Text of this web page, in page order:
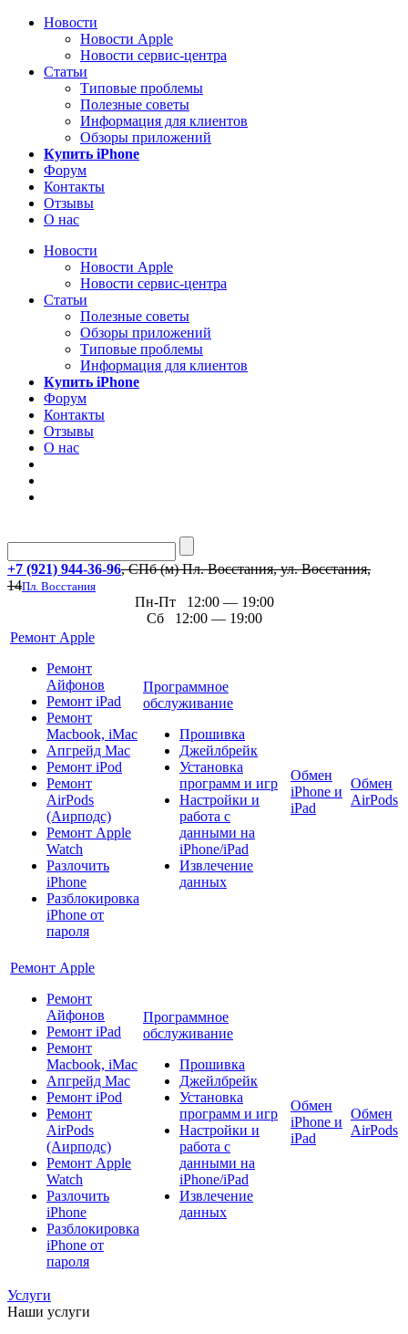
Новости
Новости Apple
Новости сервис-центра
Статьи
Типовые проблемы
Полезные советы
Информация для клиентов
Обзоры приложений
Купить iPhone
Форум
Контакты
Отзывы
О нас
Новости
Новости Apple
Новости сервис-центра
Статьи
Полезные советы
Обзоры приложений
Типовые проблемы
Информация для клиентов
Купить iPhone
Форум
Контакты
Отзывы
О нас
+7 (921) 944-36-96, СПб (м) Пл. Восстания, ул. Восстания,
14Пл. Восстания
Пн-Пт 12:00 — 19:00
Сб 12:00 — 19:00
Ремонт Apple
Ремонт
Айфонов
Ремонт iPad
Ремонт
Macbook, iMac
Апгрейд Mac
Ремонт iPod
Ремонт
AirPods
(Аирподс)
Ремонт Apple
Watch
Разлочить
iPhone
Разблокировка
iPhone от
пароля
Программное
обслуживание
Прошивка
Джейлбрейк
Установка
программ и игр
Настройки и
работа с
данными на
iPhone/iPad
Извлечение
данных
Обмен
iPhone и
iPad
Обмен
AirPods
Ремонт Apple
Ремонт
Айфонов
Ремонт iPad
Ремонт
Macbook, iMac
Апгрейд Mac
Ремонт iPod
Ремонт
AirPods
(Аирподс)
Ремонт Apple
Watch
Разлочить
iPhone
Разблокировка
iPhone от
пароля
Программное
обслуживание
Прошивка
Джейлбрейк
Установка
программ и игр
Настройки и
работа с
данными на
iPhone/iPad
Извлечение
данных
Обмен
iPhone и
iPad
Обмен
AirPods
Услуги
Наши услуги